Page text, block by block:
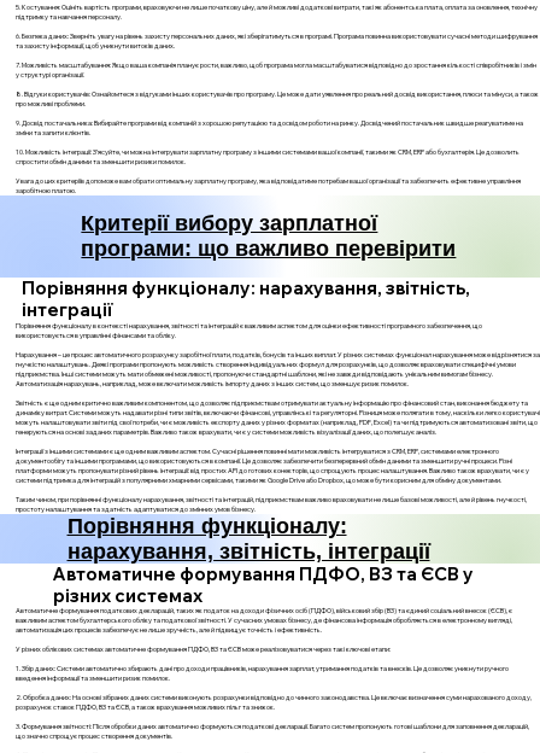
5. Костування: Оцініть вартість програми, враховуючи не лише початкову ціну, але й можливі додаткові витрати, такі як абонентська плата, оплата за оновлення, технічну
підтримку та навчання персоналу.
6. Безпека даних: Зверніть увагу на рівень захисту персональних даних, які зберігатимуться в програмі. Програма повинна використовувати сучасні методи шифрування
та захисту інформації, щоб уникнути витоків даних.
7. Можливість масштабування: Якщо ваша компанія планує рости, важливо, щоб програма могла масштабуватися відповідно до зростання кількості співробітників і змін
у структурі організації.
8. Відгуки користувачів: Ознайомтеся з відгуками інших користувачів про програму. Це може дати уявлення про реальний досвід використання, плюси та мінуси, а також
про можливі проблеми.
9. Досвід постачальника: Вибирайте програми від компаній з хорошою репутацією та досвідом роботи на ринку. Досвідчений постачальник швидше реагуватиме на
зміни та запити клієнтів.
10. Можливість інтеграції: З’ясуйте, чи можна інтегрувати зарплатну програму з іншими системами вашої компанії, такими як CRM, ERP або бухгалтерія. Це дозволить
спростити обмін даними та зменшити ризики помилок.
Увага до цих критеріїв допоможе вам обрати оптимальну зарплатну програму, яка відповідатиме потребам вашої організації та забезпечить ефективне управління
заробітною платою.
Критерії вибору зарплатної
програми: що важливо перевірити
Порівняння функціоналу: нарахування, звітність,
інтеграції
Порівняння функціоналу в контексті нарахування, звітності та інтеграцій є важливим аспектом для оцінки ефективності програмного забезпечення, що
використовується в управлінні фінансами та обліку.
Нарахування – це процес автоматичного розрахунку заробітної плати, податків, бонусів та інших виплат. У різних системах функціонал нарахування може відрізнятися за
гнучкістю налаштувань. Деякі програми пропонують можливість створення індивідуальних формул для розрахунків, що дозволяє враховувати специфічні умови
підприємства. Інші системи можуть мати обмежені можливості, пропонуючи стандартні шаблони, які не завжди відповідають унікальним вимогам бізнесу.
Автоматизація нарахувань, наприклад, може включати можливість імпорту даних з інших систем, що зменшує ризик помилок.
Звітність є ще одним критично важливим компонентом, що дозволяє підприємствам отримувати актуальну інформацію про фінансовий стан, виконання бюджету та
динаміку витрат. Системи можуть надавати різні типи звітів, включаючи фінансові, управлінські та регуляторні. Різниця може полягати в тому, наскільки легко користувачі
можуть налаштовувати звіти під свої потреби, чи є можливість експорту даних у різних форматах (наприклад, PDF, Excel) та чи підтримуються автоматизовані звіти, що
генеруються на основі заданих параметрів. Важливо також врахувати, чи є у системи можливість візуалізації даних, що полегшує аналіз.
Інтеграції з іншими системами є ще одним важливим аспектом. Сучасні рішення повинні мати можливість інтегруватися з CRM, ERP, системами електронного
документообігу та іншими програмами, що використовуються в компанії. Це дозволяє забезпечити безперервний обмін даними та зменшити ручні процеси. Різні
платформи можуть пропонувати різний рівень інтеграції: від простих API до готових конекторів, що спрощують процес налаштування. Важливо також врахувати, чи є у
системи підтримка для інтеграцій з популярними хмарними сервісами, такими як Google Drive або Dropbox, що може бути корисним для обміну документами.
Таким чином, при порівнянні функціоналу нарахування, звітності та інтеграцій, підприємствам важливо враховувати не лише базові можливості, але й рівень гнучкості,
простоту налаштування та здатність адаптуватися до змінних умов бізнесу.
Порівняння функціоналу:
нарахування, звітність, інтеграції
Автоматичне формування ПДФО, ВЗ та ЄСВ у
різних системах
Автоматичне формування податкових декларацій, таких як податок на доходи фізичних осіб (ПДФО), військовий збір (ВЗ) та єдиний соціальний внесок (ЄСВ), є
важливим аспектом бухгалтерського обліку та податкової звітності. У сучасних умовах бізнесу, де фінансова інформація обробляється в електронному вигляді,
автоматизація цих процесів забезпечує не лише зручність, але й підвищує точність і ефективність.
У різних облікових системах автоматичне формування ПДФО, ВЗ та ЄСВ може реалізовуватися через такі ключові етапи:
1. Збір даних: Системи автоматично збирають дані про доходи працівників, нарахування зарплат, утримання податків та внесків. Це дозволяє уникнути ручного
введення інформації та зменшити ризик помилок.
2. Обробка даних: На основі зібраних даних системи виконують розрахунки відповідно до чинного законодавства. Це включає визначення суми нарахованого доходу,
розрахунок ставок ПДФО, ВЗ та ЄСВ, а також врахування можливих пільг та знижок.
3. Формування звітності: Після обробки даних автоматично формуються податкові декларації. Багато систем пропонують готові шаблони для заповнення декларацій,
що значно спрощує процес створення документів.